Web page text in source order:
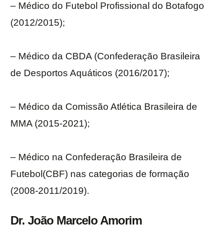
– Médico do Futebol Profissional do Botafogo
(2012/2015);
– Médico da CBDA (Confederação Brasileira
de Desportos Aquáticos (2016/2017);
– Médico da Comissão Atlética Brasileira de
MMA (2015-2021);
– Médico na Confederação Brasileira de
Futebol(CBF) nas categorias de formação
(2008-2011/2019).
Dr. João Marcelo Amorim